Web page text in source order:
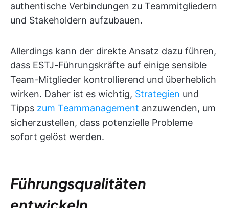
authentische Verbindungen zu Teammitgliedern
und Stakeholdern aufzubauen.
Allerdings kann der direkte Ansatz dazu führen,
dass ESTJ-Führungskräfte auf einige sensible
Team-Mitglieder kontrollierend und überheblich
wirken. Daher ist es wichtig, Strategien und
Tipps zum Teammanagement anzuwenden, um
sicherzustellen, dass potenzielle Probleme
sofort gelöst werden.
Führungsqualitäten